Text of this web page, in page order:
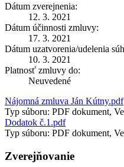
Dátum zverejnenia:
12. 3. 2021
Dátum účinnosti zmluvy:
17. 3. 2021
Dátum uzatvorenia/udelenia
10. 3. 2021
Platnosť zmluvy do:
Neuvedené
Nájomná zmluva Ján Kútny.pdf
Typ súboru: PDF dokument,
Dodatok č.1.pdf
Typ súboru: PDF dokument,
Zverejňovanie